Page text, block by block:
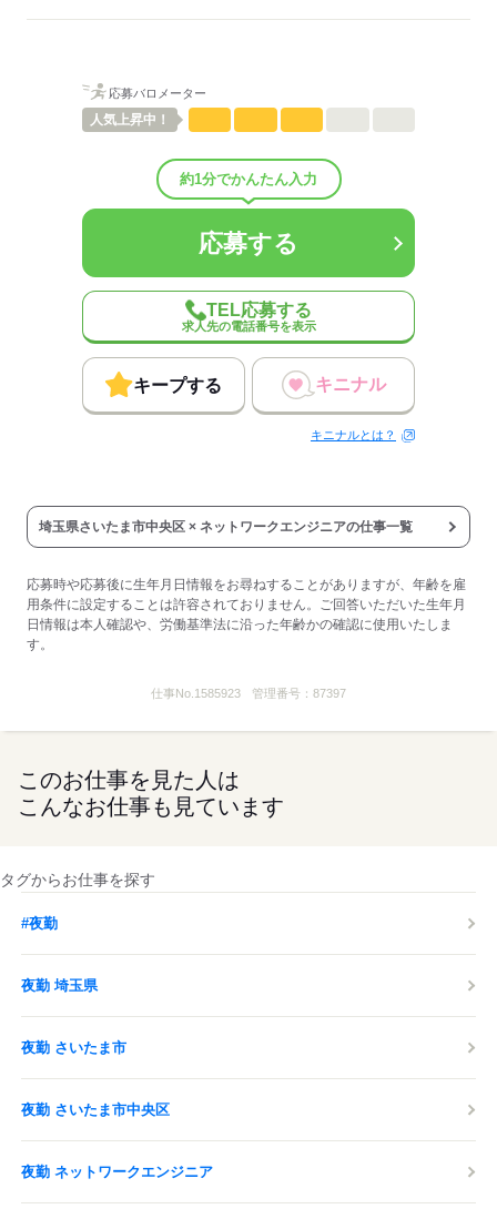
給与例
応募する
応募バロメーター
人気上昇中！
約1分でかんたん入力
応募する
TEL応募する
求人先の電話番号を表示
キープする キニナル
キニナルとは？
埼玉県さいたま市中央区 × ネットワークエンジニアの仕事一覧
応募時や応募後に生年月日情報をお尋ねすることがありますが、年齢を雇
用条件に設定することは許容されておりません。ご回答いただいた生年月
日情報は本人確認や、労働基準法に沿った年齢かの確認に使用いたしま
す。
仕事No. 1585923 管理番号： 87397
このお仕事を見た人は
こんなお仕事も見ています
タグからお仕事を探す
#夜勤
夜勤 埼玉県
夜勤 さいたま市
夜勤 さいたま市中央区
夜勤 ネットワークエンジニア